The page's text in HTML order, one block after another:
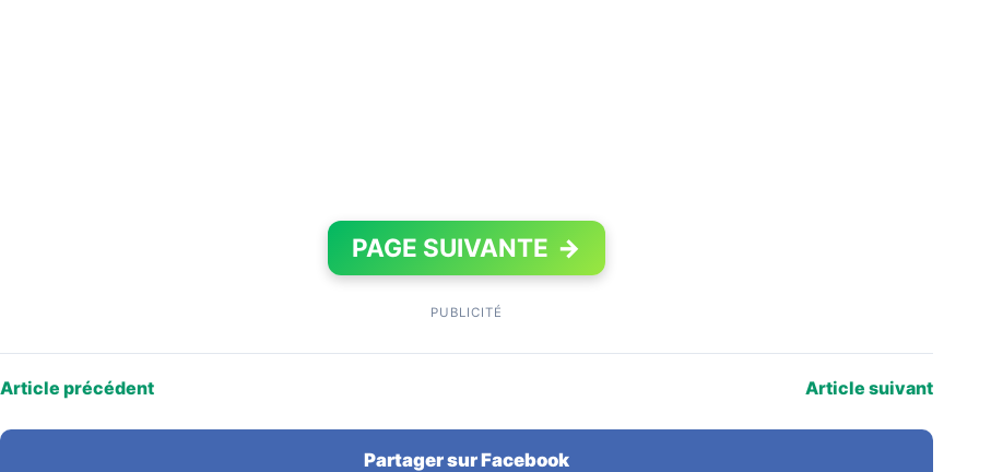
PAGE SUIVANTE →
PUBLICITÉ
Article précédent Article suivant
Partager sur Facebook